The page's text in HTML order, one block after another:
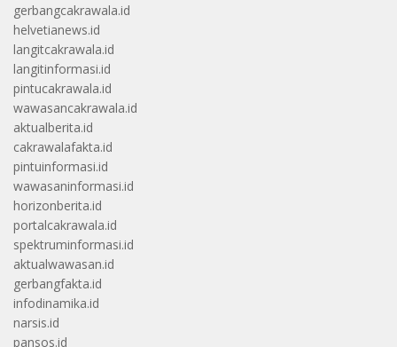
gerbangcakrawala.id
helvetianews.id
langitcakrawala.id
langitinformasi.id
pintucakrawala.id
wawasancakrawala.id
aktualberita.id
cakrawalafakta.id
pintuinformasi.id
wawasaninformasi.id
horizonberita.id
portalcakrawala.id
spektruminformasi.id
aktualwawasan.id
gerbangfakta.id
infodinamika.id
narsis.id
pansos.id